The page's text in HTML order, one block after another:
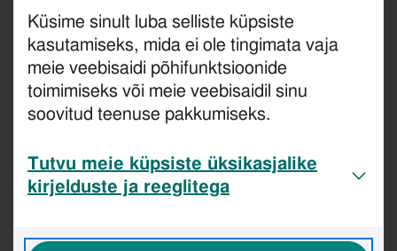
Küsime sinult luba selliste küpsiste
kasutamiseks, mida ei ole tingimata vaja
meie veebisaidi põhifunktsioonide
toimimiseks või meie veebisaidil sinu
soovitud teenuse pakkumiseks.
Tutvu meie küpsiste üksikasjalike
kirjelduste ja reeglitega
Vali pakett
Vali sobiv pakett ja logi turvaliseks liitumiseks
iseteenindusse.
Vali number
2
Võta uus number või luba meil oma praegune
number Diili üle tuua.
Vali SIM
3